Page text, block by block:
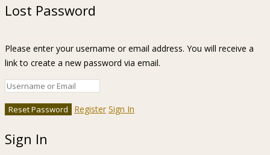
Lost Password
Please enter your username or email address. You will receive a
link to create a new password via email.
Register Sign In
Sign In